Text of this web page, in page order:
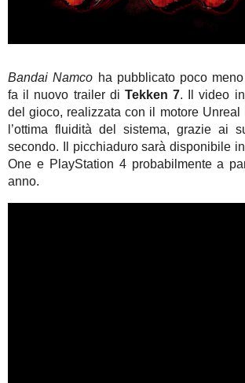
Bandai Namco ha pubblicato poco
fa il nuovo trailer di Tekken 7. Il video
del gioco, realizzata con il motore Unreal
l’ottima fluidità del sistema, grazie ai
secondo. Il picchiaduro sarà disponibile
One e PlayStation 4 probabilmente a
anno.